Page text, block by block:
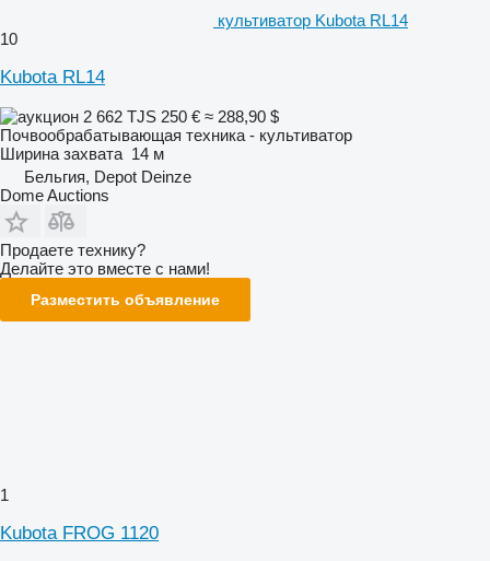
культиватор Kubota RL14
10
Kubota RL14
2 662 TJS 250 € ≈ 288,90 $
Почвообрабатывающая техника - культиватор
Ширина захвата 14 м
Бельгия, Depot Deinze
Dome Auctions
Продаете технику?
Делайте это вместе с нами!
Разместить объявление
1
Kubota FROG 1120